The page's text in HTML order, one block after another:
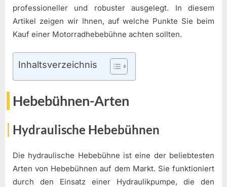
professioneller und robuster ausgelegt. In diesem
Artikel zeigen wir Ihnen, auf welche Punkte Sie beim
Kauf einer Motorradhebebühne achten sollten.
Inhaltsverzeichnis
Hebebühnen-Arten
Hydraulische Hebebühnen
Die hydraulische Hebebühne ist eine der beliebtesten
Arten von Hebebühnen auf dem Markt. Sie funktioniert
durch den Einsatz einer Hydraulikpumpe, die den